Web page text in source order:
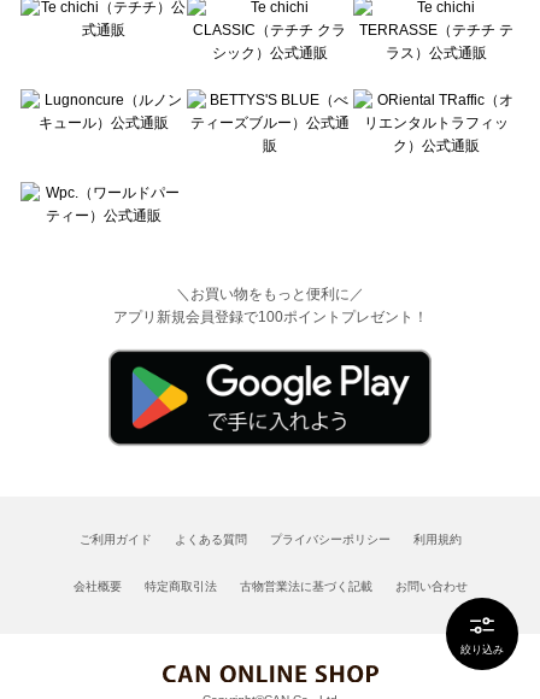
絞り込み
＼お買い物をもっと便利に／
アプリ新規会員登録で100ポイントプレゼント！
ご利用ガイド よくある質問 プライバシーポリシー 利用規約
会社概要 特定商取引法 古物営業法に基づく記載 お問い合わせ